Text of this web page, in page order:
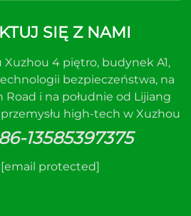
SIĘ Z NAMI
Xuzhou 4 piętro, budynek A1,
bezpieczeństwa, na
i na południe od Lijiang
high-tech w Xuzhou
13585397375
[email protected]